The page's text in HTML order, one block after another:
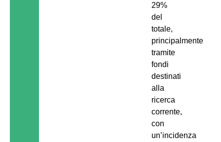
29%
del
totale,
principalmente
tramite
fondi
destinati
alla
ricerca
corrente,
con
un’incidenza